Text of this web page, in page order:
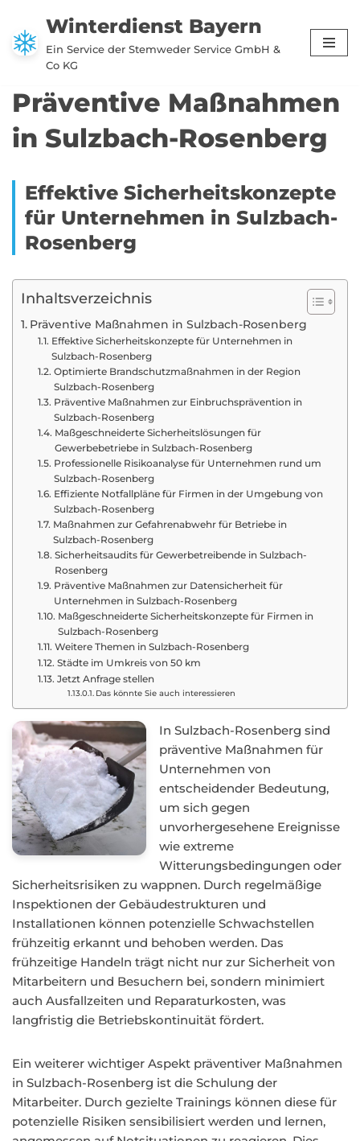
Zum
Inhalt
Winterdienst Bayern
Ein Service der Stemweder Service GmbH &
Co KG
Präventive Maßnahmen
in Sulzbach-Rosenberg
Effektive Sicherheitskonzepte
für Unternehmen in Sulzbach-
Rosenberg
Inhaltsverzeichnis
Präventive Maßnahmen in Sulzbach-Rosenberg
Effektive Sicherheitskonzepte für Unternehmen in
Sulzbach-Rosenberg
Optimierte Brandschutzmaßnahmen in der Region
Sulzbach-Rosenberg
Präventive Maßnahmen zur Einbruchsprävention in
Sulzbach-Rosenberg
Maßgeschneiderte Sicherheitslösungen für
Gewerbebetriebe in Sulzbach-Rosenberg
Professionelle Risikoanalyse für Unternehmen rund um
Sulzbach-Rosenberg
Effiziente Notfallpläne für Firmen in der Umgebung von
Sulzbach-Rosenberg
Maßnahmen zur Gefahrenabwehr für Betriebe in
Sulzbach-Rosenberg
Sicherheitsaudits für Gewerbetreibende in Sulzbach-
Rosenberg
Präventive Maßnahmen zur Datensicherheit für
Unternehmen in Sulzbach-Rosenberg
Maßgeschneiderte Sicherheitskonzepte für Firmen in
Sulzbach-Rosenberg
Weitere Themen in Sulzbach-Rosenberg
Städte im Umkreis von 50 km
Jetzt Anfrage stellen
Das könnte Sie auch interessieren
In Sulzbach-Rosenberg sind
präventive Maßnahmen für
Unternehmen von
entscheidender Bedeutung,
um sich gegen
unvorhergesehene Ereignisse
wie extreme
Witterungsbedingungen oder
Sicherheitsrisiken zu wappnen. Durch regelmäßige
Inspektionen der Gebäudestrukturen und
Installationen können potenzielle Schwachstellen
frühzeitig erkannt und behoben werden. Das
frühzeitige Handeln trägt nicht nur zur Sicherheit von
Mitarbeitern und Besuchern bei, sondern minimiert
auch Ausfallzeiten und Reparaturkosten, was
langfristig die Betriebskontinuität fördert.
Ein weiterer wichtiger Aspekt präventiver Maßnahmen
in Sulzbach-Rosenberg ist die Schulung der
Mitarbeiter. Durch gezielte Trainings können diese für
potenzielle Risiken sensibilisiert werden und lernen,